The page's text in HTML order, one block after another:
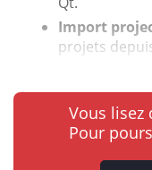
Import
projets
Vous lisez
Pour